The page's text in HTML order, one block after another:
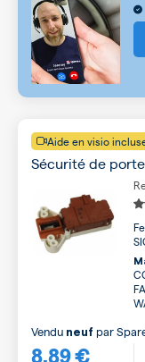
Aide en visio
Sécurité de
8,89 €
Vendu neuf par